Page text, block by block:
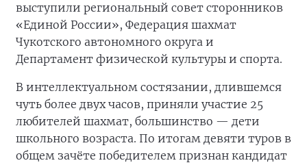
выступили региональный совет сторонников
«Единой России», Федерация шахмат
Чукотского автономного округа и
Департамент физической культуры и спорта.
В интеллектуальном состязании, длившемся
чуть более двух часов, приняли участие 25
любителей шахмат, большинство — дети
школьного возраста. По итогам девяти туров в
общем зачёте победителем признан кандидат